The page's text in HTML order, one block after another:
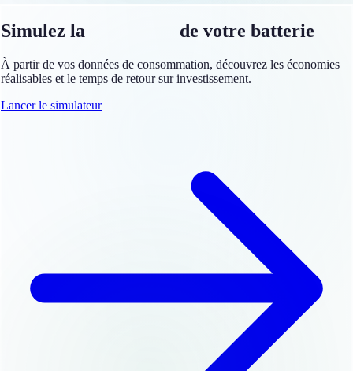
Simulez la de votre batterie
À partir de vos données de consommation, découvrez les économies
réalisables et le temps de retour sur investissement.
Lancer le simulateur